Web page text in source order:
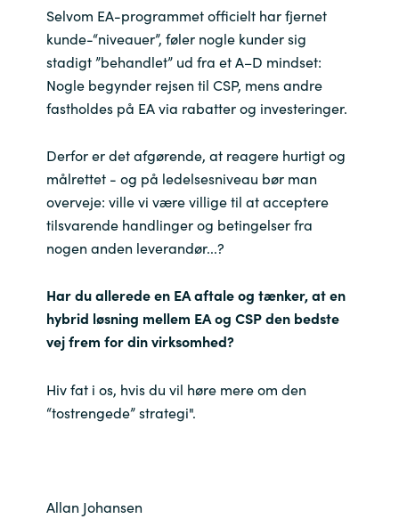
Sri Lanka
Sweden
Ukraine
United Kingdom
Selvom EA-programmet officielt har fjernet
kunde-“niveauer”, føler nogle kunder sig
stadigt ”behandlet” ud fra et A–D mindset:
Nogle begynder rejsen til CSP, mens andre
fastholdes på EA via rabatter og investeringer.
Derfor er det afgørende, at reagere hurtigt og
målrettet - og på ledelsesniveau bør man
overveje: ville vi være villige til at acceptere
tilsvarende handlinger og betingelser fra
nogen anden leverandør...?
Har du allerede en EA aftale og tænker, at en
hybrid løsning mellem EA og CSP den bedste
vej frem for din virksomhed?
Hiv fat i os, hvis du vil høre mere om den
“tostrengede” strategi".
Allan Johansen